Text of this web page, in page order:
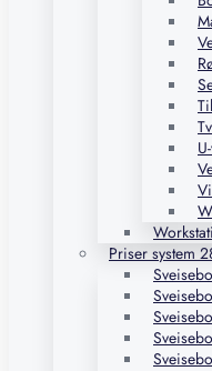
Priser system